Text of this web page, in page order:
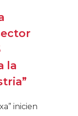
la
inicien